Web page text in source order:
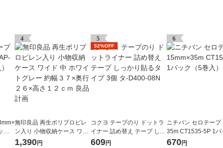
ク
4
無印良品 再生ポリプロピレ
ン入り 小物収納ケース ワイ
ド 中 ホワイトグレー 約幅３
1,390円
5
52%OFF
コクヨ テープのり ドットラ
イナー 詰め替え テープ しっ
かり貼るタイプ 3個 タ-D400
609円
6
ニチバン セロテープ
35m CT1535-5P 1パ
巻入）
670円